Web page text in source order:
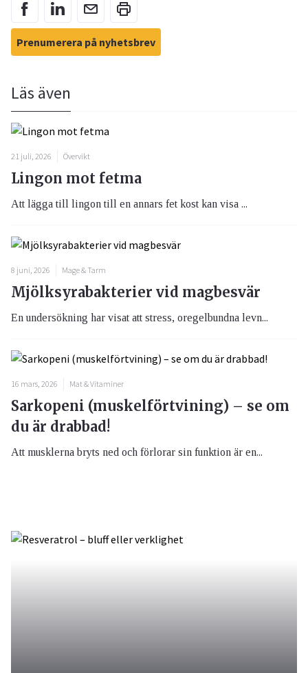
Prenumerera på nyhetsbrev
Läs även
21 juli, 2026 Övervikt
Lingon mot fetma
Att lägga till lingon till en annars fet kost kan visa ...
8 juni, 2026 Mage & Tarm
Mjölksyrabakterier vid magbesvär
En undersökning har visat att stress, oregelbundna levn...
16 mars, 2026 Mat & Vitaminer
Sarkopeni (muskelförtvining) – se om
du är drabbad!
Att musklerna bryts ned och förlorar sin funktion är en...